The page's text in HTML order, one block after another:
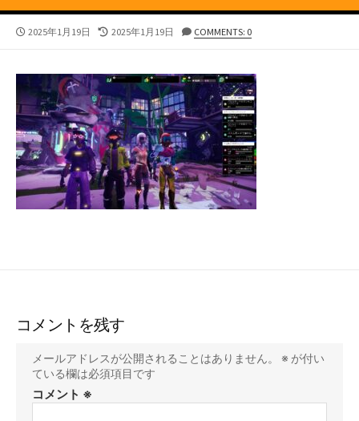
公
2025年1月19日
最
新
2025年1月19日 COMMENTS: 0
コメントを残す
メールアドレスが公開されることはありません。 ※ が付い
ている欄は必須項目です
コメント ※